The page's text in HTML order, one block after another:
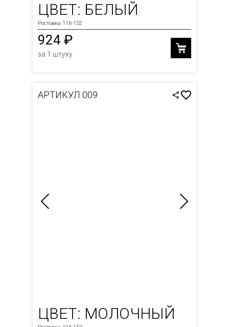
ЦВЕТ: БЕЛЫЙ
Ростовка 116-152
924 ₽
за 1 штуку
АРТИКУЛ 009
ЦВЕТ: МОЛОЧНЫЙ